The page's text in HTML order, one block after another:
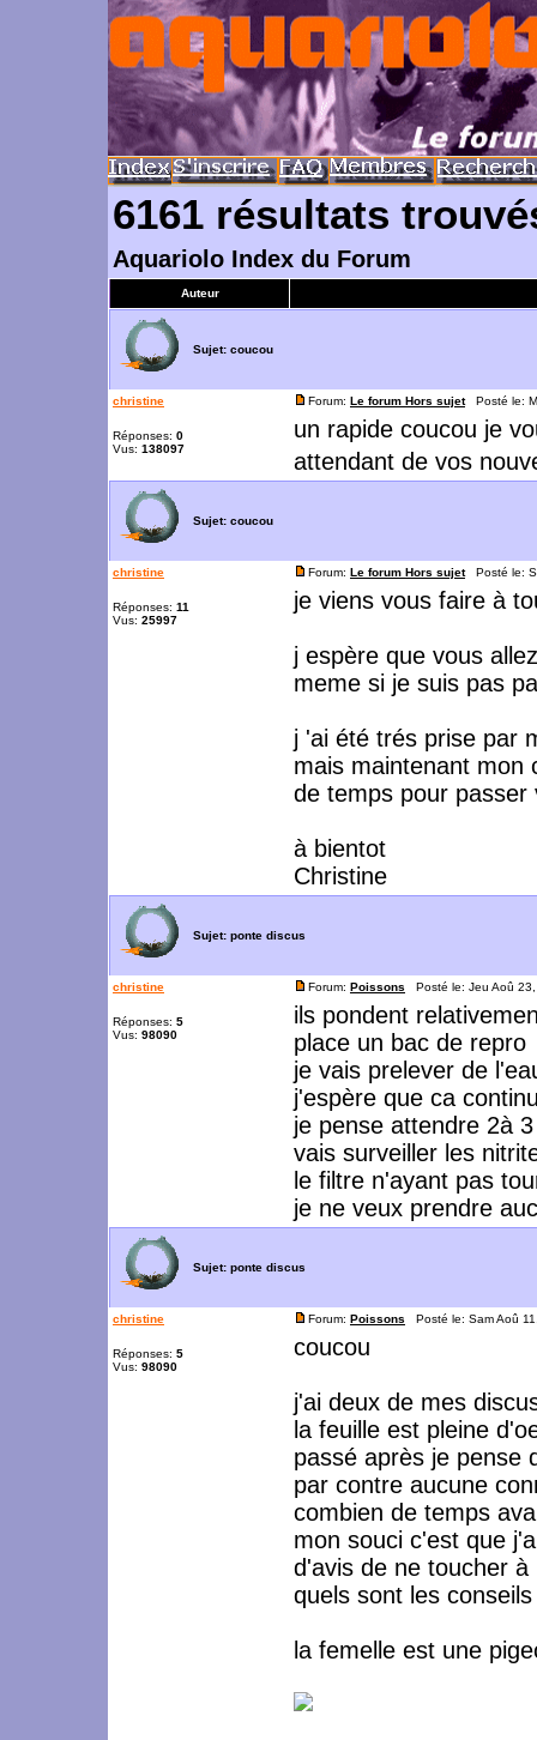
6161 résultats
Aquariolo Index du Forum
Auteur
Sujet: coucou
christine
Réponses: 0
Vus: 138097
Forum: Le forum Hors sujetPosté le:
un rapide coucou je
attendant de vos
Sujet: coucou
christine
Réponses: 11
Vus: 25997
Forum: Le forum Hors sujetPosté le:
je viens vous faire à
j espère que vous
meme si je suis pas
j 'ai été trés prise par
mais maintenant mon
de temps pour passer
à bientot
Christine
Sujet: ponte discus
christine
Réponses: 5
Vus: 98090
Forum: Poissons Posté le: Jeu Aoû
ils pondent
place un bac de repro
je vais prelever de
j'espère que ca
je pense attendre 2à
vais surveiller les
le filtre n'ayant pas
je ne veux prendre
Sujet: ponte discus
christine
Réponses: 5
Vus: 98090
Forum: Poissons Posté le: Sam Aoû
coucou
j'ai deux de mes
la feuille est pleine
passé après je pense
par contre aucune
combien de temps
mon souci c'est que
d'avis de ne toucher
quels sont les
la femelle est une